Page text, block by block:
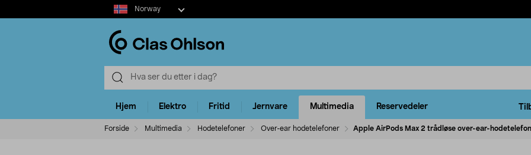
Select
market
Norway
Hjem Elektro Fritid Jernvare Multimedia Reservedeler
Forside Multimedia Hodetelefoner Over-ear hodetelefoner Apple AirPods Max 2 trådløse over-ear-